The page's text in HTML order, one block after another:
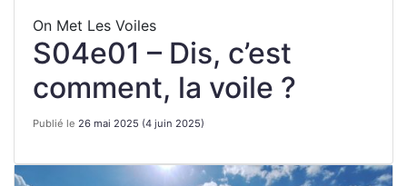
On Met Les Voiles
S04e01 – Dis, c’est
comment, la voile ?
Publié le 26 mai 2025 (4 juin 2025)